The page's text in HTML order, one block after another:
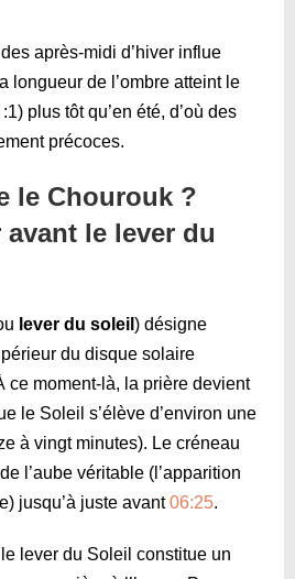
après-midi d’hiver influe
longueur de l’ombre atteint le
plus tôt qu’en été, d’où des
précoces.
le Chourouk ?
avant le lever du
lever du soleil ) désigne
du disque solaire
ce moment-là, la prière devient
le Soleil s’élève d’environ une
à vingt minutes). Le créneau
l’aube véritable (l’apparition
jusqu’à juste avant06:25.
lever du Soleil constitue un